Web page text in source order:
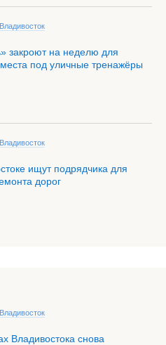
Владивосток
закроют на неделю для
места под уличные тренажёры
Владивосток
ищут подрядчика для
дорог
Владивосток
Владивостока снова